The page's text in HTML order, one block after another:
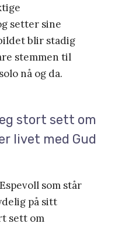
setter sine
blir stadig
stemmen til
nå og da.
stort sett om
livet med Gud
som står
på sitt
sett om